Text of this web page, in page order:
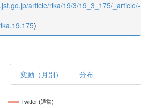
article/rika/19/3/19_3_175/_article/-
)
変動（月別） 分布
Twitter (通常)